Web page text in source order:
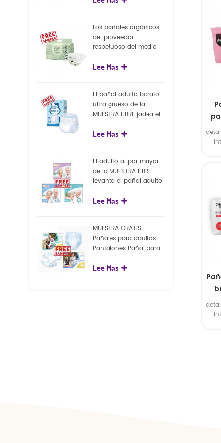
Los pañales orgánicos
del proveedor
respetuoso del medio
llegada venden al por
de la naturaleza
Lee Mas
El pañal adulto barato
ultra grueso de la
MUESTRA LIBRE jadea el
para el adulto
Lee Mas
El adulto al por mayor
de la MUESTRA LIBRE
levanta el pañal adulto
pantalones del pañal
Lee Mas
MUESTRA GRATIS
Pañales para adultos
Pantalones Pañal para
para adultos
Lee Mas